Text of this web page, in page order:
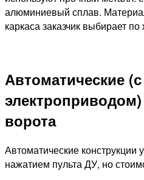
алюминиевый сплав.
каркаса заказчик выбирает
Автоматические (с
ворота
Автоматические конструкции
нажатием пульта ДУ, но